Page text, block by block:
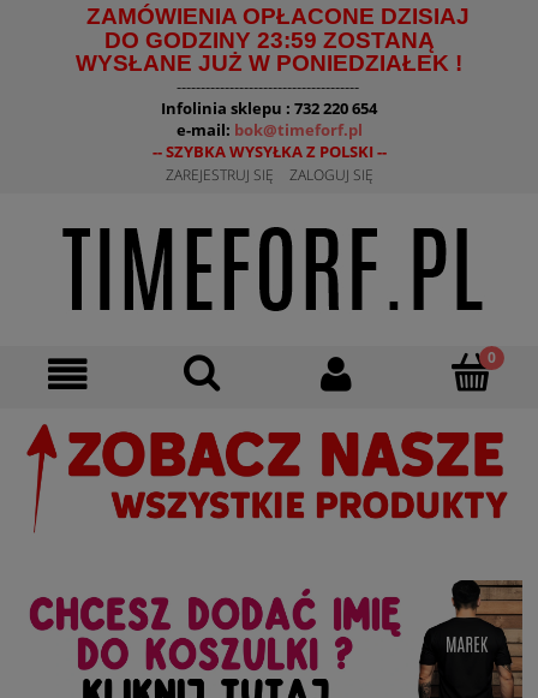
ZAMÓWIENIA OPŁACONE DZISIAJ
DO GODZINY 23:59 ZOSTANĄ
WYSŁANE JUŻ W PONIEDZIAŁEK !
--------------------------------------
Infolinia sklepu : 732 220 654
e-mail: bok@timeforf.pl
-- SZYBKA WYSYŁKA Z POLSKI --
ZAREJESTRUJ SIĘ ZALOGUJ SIĘ